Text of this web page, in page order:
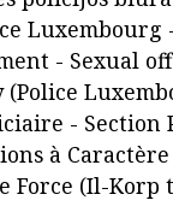
- Sexual
- Section
à
Force (Il-